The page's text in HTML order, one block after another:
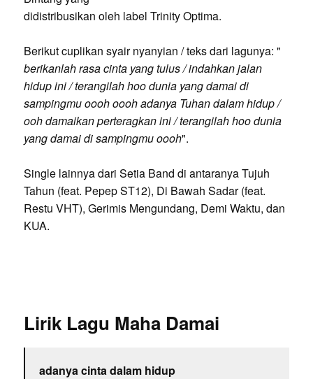
didistribusikan oleh label Trinity Optima.
Berikut cuplikan syair nyanyian / teks dari lagunya: "
berikanlah rasa cinta yang tulus / indahkan jalan
hidup ini / terangilah hoo dunia yang damai di
sampingmu oooh oooh adanya Tuhan dalam hidup /
ooh damaikan perteragkan ini / terangilah hoo dunia
yang damai di sampingmu oooh".
Single lainnya dari Setia Band di antaranya Tujuh
Tahun (feat. Pepep ST12), Di Bawah Sadar (feat.
Restu VHT), Gerimis Mengundang, Demi Waktu, dan
KUA.
Lirik Lagu Maha Damai
adanya cinta dalam hidup